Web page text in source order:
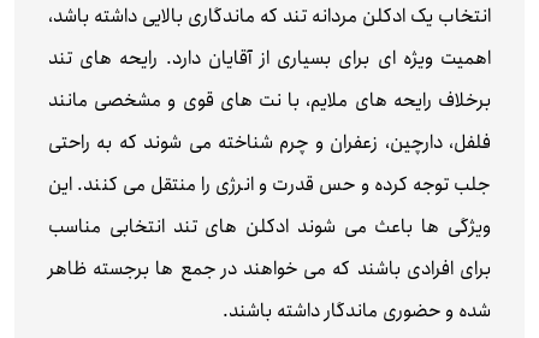
انتخاب یک ادکلن مردانه تند که ماندگاری بالایی داشته باشد،
اهمیت ویژه ای برای بسیاری از آقایان دارد. رایحه های تند
برخلاف رایحه های ملایم، با نت های قوی و مشخصی مانند
فلفل، دارچین، زعفران و چرم شناخته می شوند که به راحتی
جلب توجه کرده و حس قدرت و انرژی را منتقل می کنند. این
ویژگی ها باعث می شوند ادکلن های تند انتخابی مناسب
برای افرادی باشند که می خواهند در جمع ها برجسته ظاهر
شده و حضوری ماندگار داشته باشند.